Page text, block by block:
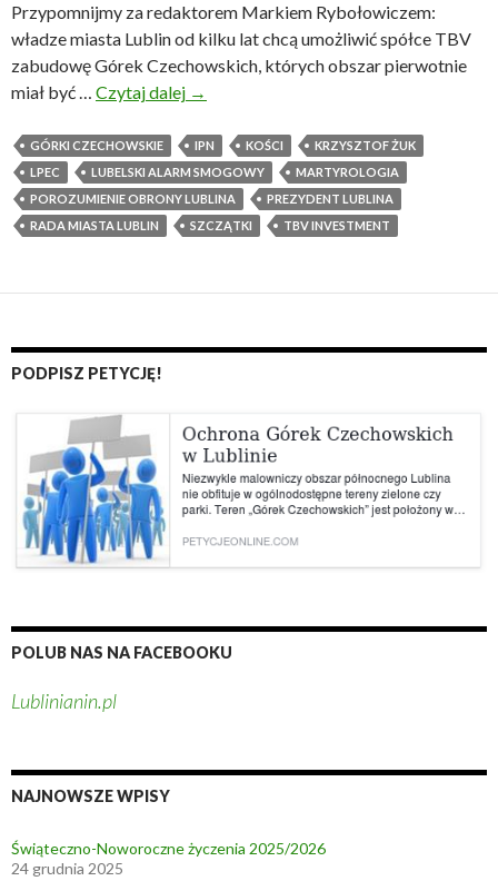
Przypomnijmy za redaktorem Markiem Rybołowiczem:
władze miasta Lublin od kilku lat chcą umożliwić spółce TBV
zabudowę Górek Czechowskich, których obszar pierwotnie
miał być … Czytaj dalej Ż
b
y
k
o
a
e
n
i
e
s
z
k
a
o
→
GÓRKI CZECHOWSKIE IPN KOŚCI
KRZYSZTOF ŻUK
LPEC
LUBELSKI ALARM SMOGOWY
MARTYROLOGIA
POROZUMIENIE OBRONY LUBLINA
PREZYDENT LUBLINA
RADA MIASTA LUBLIN
SZCZĄTKI TBV INVESTMENT
PODPISZ PETYCJĘ!
POLUB NAS NA FACEBOOKU
Lublinianin.pl
NAJNOWSZE WPISY
Świąteczno-Noworoczne życzenia 2025/2026
24 grudnia 2025